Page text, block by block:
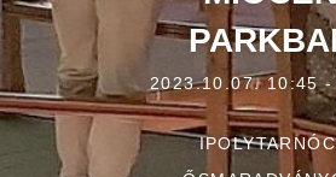
ÁRAK, NYITVATARTÁS
2023.10.07. 10:45